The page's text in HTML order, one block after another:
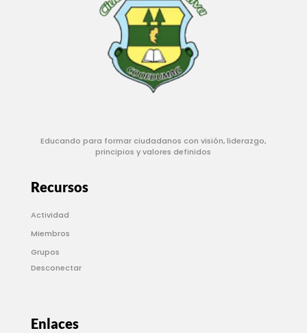
Educando para formar ciudadanos con visión, liderazgo,
principios y valores definidos
Recursos
Actividad
Miembros
Grupos
Desconectar
Enlaces